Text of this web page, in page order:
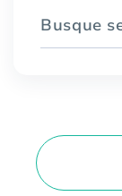
Busque